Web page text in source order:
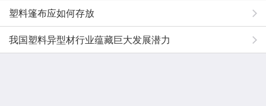
塑料篷布应如何存放
我国塑料异型材行业蕴藏巨大发展潜力